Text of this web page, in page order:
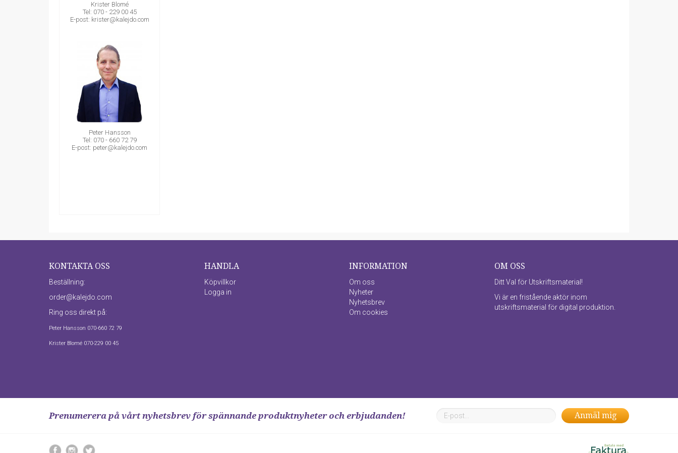
Krister Blomé
Tel: 070 - 229 00 45
E-post: krister@kalejdo.com
Peter Hansson
Tel: 070 - 660 72 79
E-post: peter@kalejdo.com
KONTAKTA OSS
Beställning:
order@kalejdo.com
Ring oss direkt på:
Peter Hansson 070-660 72 79
Krister Blomé 070-229 00 45
HANDLA
Köpvillkor
Logga in
INFORMATION
Om oss
Nyheter
Nyhetsbrev
Om cookies
OM OSS
Ditt Val för Utskriftsmaterial!
Vi är en fristående aktör inom
utskriftsmaterial för digital produktion.
Prenumerera på vårt nyhetsbrev för spännande produktnyheter och erbjudanden! Anmäl mig